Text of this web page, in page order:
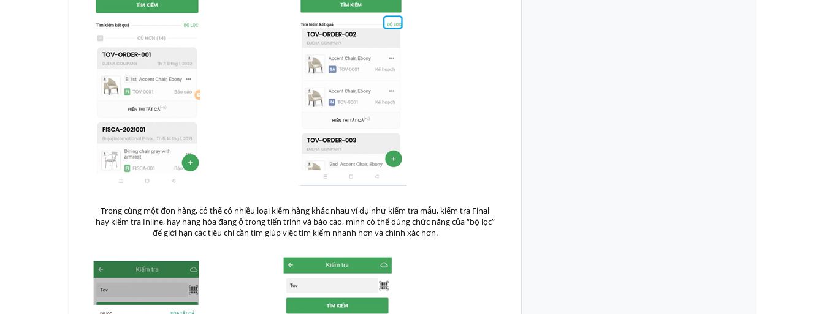
Trong cùng một đơn hàng, có thể có nhiều loại kiểm hàng khác nhau ví dụ như kiểm tra mẫu, kiểm tra Final
hay kiểm tra Inline, hay hàng hóa đang ở trong tiến trình và báo cáo, mình có thể dùng chức năng của “bộ lọc”
để giới hạn các tiêu chí cần tìm giúp việc tìm kiếm nhanh hơn và chính xác hơn.